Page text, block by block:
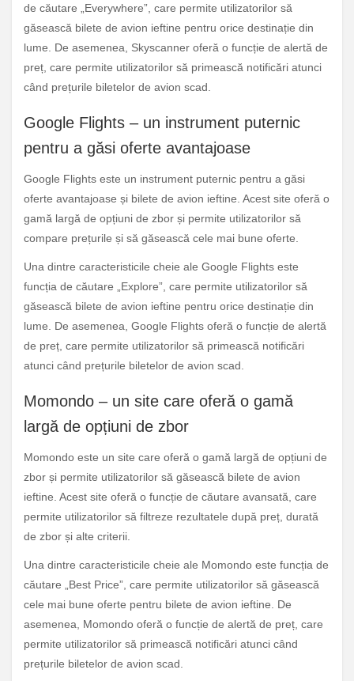
de căutare „Everywhere”, care permite utilizatorilor să
găsească bilete de avion ieftine pentru orice destinație din
lume. De asemenea, Skyscanner oferă o funcție de alertă de
preț, care permite utilizatorilor să primească notificări atunci
când prețurile biletelor de avion scad.
Google Flights – un instrument puternic
pentru a găsi oferte avantajoase
Google Flights este un instrument puternic pentru a găsi
oferte avantajoase și bilete de avion ieftine. Acest site oferă o
gamă largă de opțiuni de zbor și permite utilizatorilor să
compare prețurile și să găsească cele mai bune oferte.
Una dintre caracteristicile cheie ale Google Flights este
funcția de căutare „Explore”, care permite utilizatorilor să
găsească bilete de avion ieftine pentru orice destinație din
lume. De asemenea, Google Flights oferă o funcție de alertă
de preț, care permite utilizatorilor să primească notificări
atunci când prețurile biletelor de avion scad.
Momondo – un site care oferă o gamă
largă de opțiuni de zbor
Momondo este un site care oferă o gamă largă de opțiuni de
zbor și permite utilizatorilor să găsească bilete de avion
ieftine. Acest site oferă o funcție de căutare avansată, care
permite utilizatorilor să filtreze rezultatele după preț, durată
de zbor și alte criterii.
Una dintre caracteristicile cheie ale Momondo este funcția de
căutare „Best Price”, care permite utilizatorilor să găsească
cele mai bune oferte pentru bilete de avion ieftine. De
asemenea, Momondo oferă o funcție de alertă de preț, care
permite utilizatorilor să primească notificări atunci când
prețurile biletelor de avion scad.